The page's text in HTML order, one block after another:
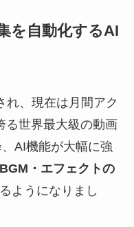
を自動化するAI
れ、現在は月間アク
る世界最大級の動画
AI機能が大幅に強
・エフェクトの
ようになりまし